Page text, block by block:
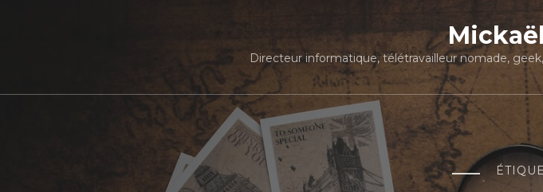
Directeur informatique, télétravailleur nomade,